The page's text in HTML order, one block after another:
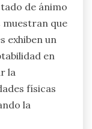
de ánimo
muestran que
exhiben un
en
la
físicas
la